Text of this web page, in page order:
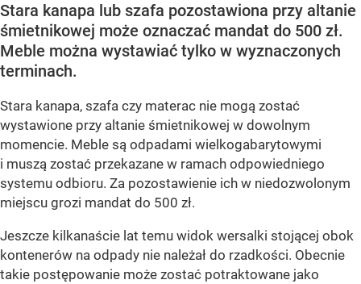
Stara kanapa lub szafa pozostawiona przy altanie
śmietnikowej może oznaczać mandat do 500 zł.
Meble można wystawiać tylko w wyznaczonych
terminach.
Stara kanapa, szafa czy materac nie mogą zostać
wystawione przy altanie śmietnikowej w dowolnym
momencie. Meble są odpadami wielkogabarytowymi
i muszą zostać przekazane w ramach odpowiedniego
systemu odbioru. Za pozostawienie ich w niedozwolonym
miejscu grozi mandat do 500 zł.
Jeszcze kilkanaście lat temu widok wersalki stojącej obok
kontenerów na odpady nie należał do rzadkości. Obecnie
takie postępowanie może zostać potraktowane jako